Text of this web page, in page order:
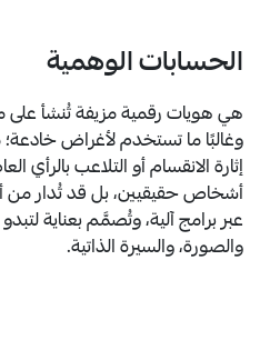
الحسابات الوهمية
هي هويات رقمية مزيفة تُنشأ على
وغالبًا ما تستخدم لأغراض خادعة؛
إثارة الانقسام أو التلاعب بالرأي
أشخاص حقيقيين، بل قد تُدار من
عبر برامج آلية، وتُصمَّم بعناية
والصورة، والسيرة الذاتية.